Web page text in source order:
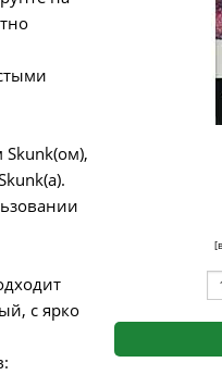
Söllner - Vadda's
Strain Hunters Seedbank
Skunk(ом),
с ярко